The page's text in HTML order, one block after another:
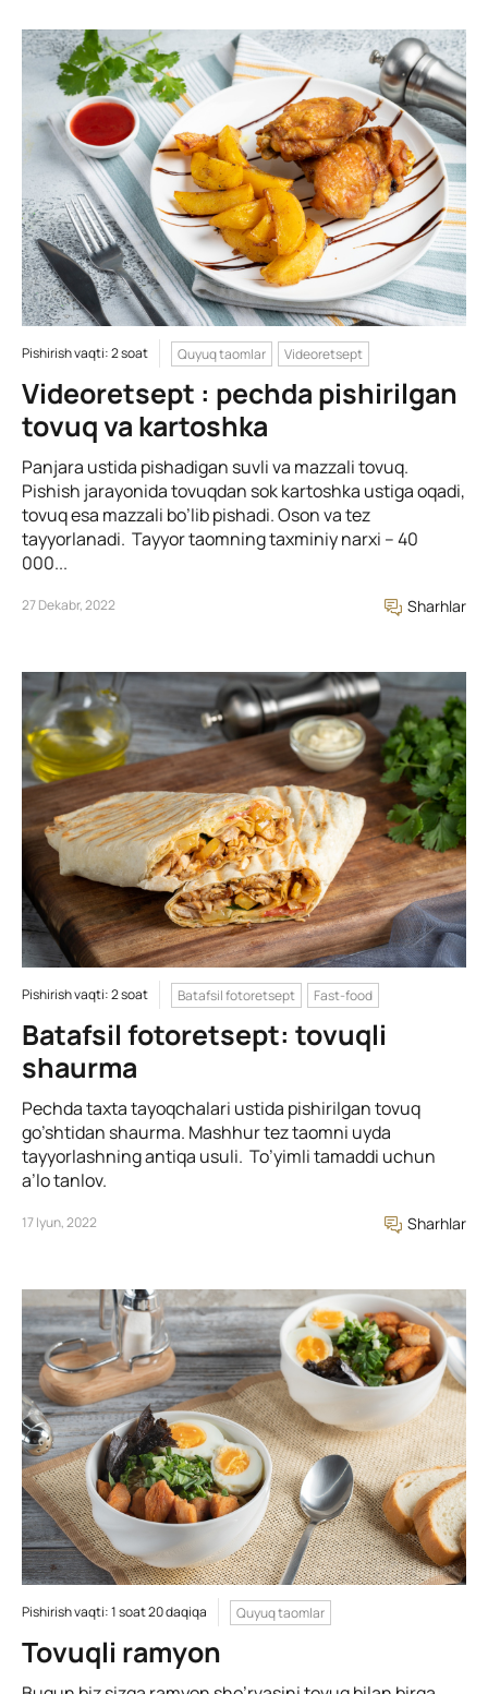
Pishirish vaqti: 2 soat Quyuq taomlar Videoretsept
Videoretsept : pechda pishirilgan
tovuq va kartoshka
Panjara ustida pishadigan suvli va mazzali tovuq.
Pishish jarayonida tovuqdan sok kartoshka ustiga oqadi,
tovuq esa mazzali bo’lib pishadi. Oson va tez
tayyorlanadi. Tayyor taomning taxminiy narxi – 40
000...
27 Dekabr, 2022 Sharhlar
Pishirish vaqti: 2 soat Batafsil fotoretsept Fast-food
Batafsil fotoretsept: tovuqli
shaurma
Pechda taxta tayoqchalari ustida pishirilgan tovuq
go’shtidan shaurma. Mashhur tez taomni uyda
tayyorlashning antiqa usuli. To’yimli tamaddi uchun
a’lo tanlov.
17 Iyun, 2022 Sharhlar
Pishirish vaqti: 1 soat 20 daqiqa Quyuq taomlar
Tovuqli ramyon